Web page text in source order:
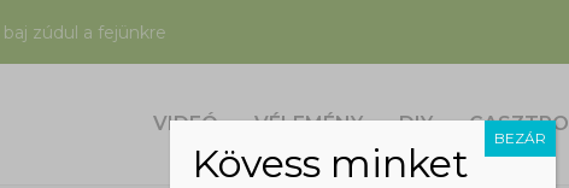
zúdul a fejünkre
VIDEÓ VÉLEMÉNY DIY GASZTRO
Kövess minket
BEZÁR